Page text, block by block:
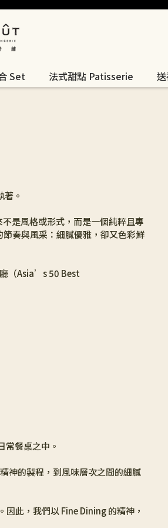
Set 法式甜點 Patisserie
。
是風格或形式，而是一個純粹且專
奏與風采：細膩優雅，卻又色彩鮮
（Asia’s 50 Best
常餐桌之中。
神的製程，到風味層次之間的細膩
此，我們以 Fine Dining 的精神，